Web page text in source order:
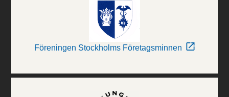
Föreningen Stockholms Företagsminnen